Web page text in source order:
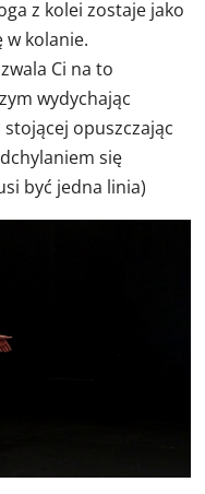
z kolei zostaje jako
w kolanie.
Ci na to
wydychając
opuszczając
się
być jedna linia)